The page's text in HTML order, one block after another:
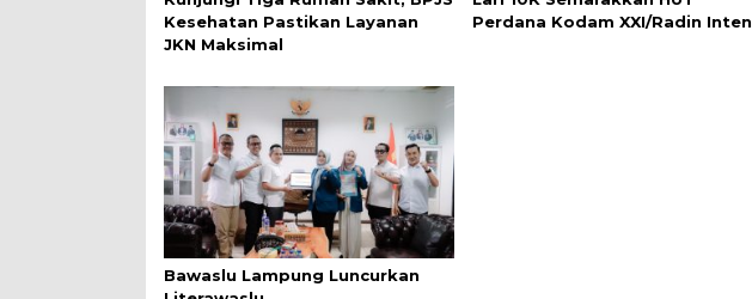
Kesehatan Pastikan Layanan
JKN Maksimal
Perdana Kodam XXI/Radin Inten
Bawaslu Lampung Luncurkan